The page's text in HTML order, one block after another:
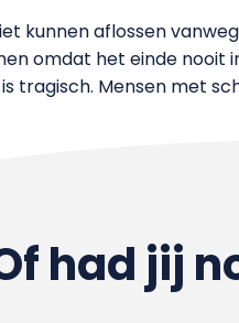
kunnen aflossen
omdat het einde nooit
tragisch. Mensen met
had jij